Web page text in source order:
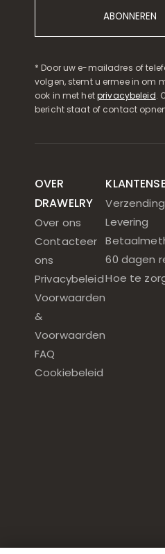
ABONNEREN
* Door uw e-mailadres of
volgen, stemt u ermee in om
ook in met hetprivacybeleid.
bericht staat of contact
OVER
DRAWELRY
Over ons
Contacteer
ons
Privacybeleid
Voorwaarden
&
Voorwaarden
FAQ
Cookiebeleid
Levering
60 dagen
Hoe te